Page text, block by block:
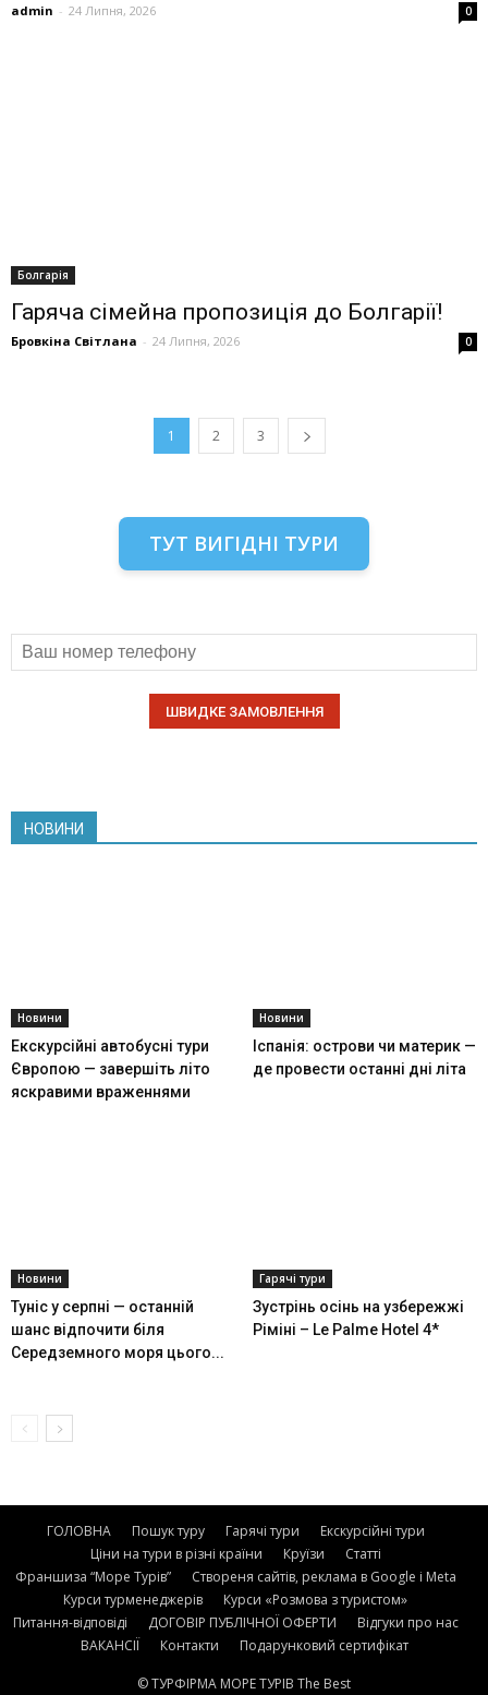
admin - 24 Липня, 2026 0
Болгарія
Гаряча сімейна пропозиція до Болгарії!
Бровкіна Світлана - 24 Липня, 2026 0
1 2 3
ТУТ ВИГІДНІ ТУРИ
НОВИНИ
Новини
Екскурсійні автобусні тури
Європою — завершіть літо
яскравими враженнями
Новини
Іспанія: острови чи материк —
де провести останні дні літа
Новини
Туніс у серпні — останній
шанс відпочити біля
Середземного моря цього...
Гарячі тури
Зустрінь осінь на узбережжі
Ріміні – Le Palme Hotel 4*
ГОЛОВНА Пошук туру Гарячі тури
Екскурсійні тури
Ціни на тури в різні країни
Круїзи
Статті
Франшиза “Море Турів”
Створеня сайтів, реклама в Google і Meta
Курси турменеджерів
Курси «Розмова з туристом»
Питання-відповіді
ДОГОВІР ПУБЛІЧНОЇ ОФЕРТИ
Відгуки про нас
ВАКАНСІЇ
Контакти Подарунковий сертифікат
© ТУРФІРМА МОРЕ ТУРІВ The Best